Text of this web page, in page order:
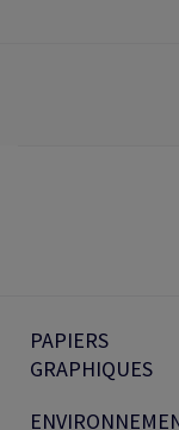
PAPIERS
GRAPHIQUES